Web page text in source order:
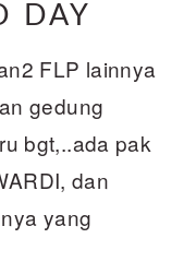
DAY
FLP lainnya
gedung
bgt,..ada pak
dan
yang